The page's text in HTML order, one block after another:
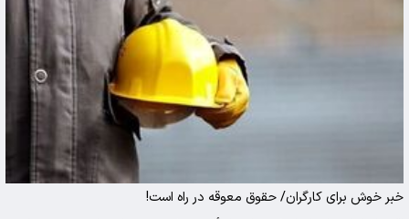
خبر خوش برای کارگران/ حقوق معوقه در راه است!